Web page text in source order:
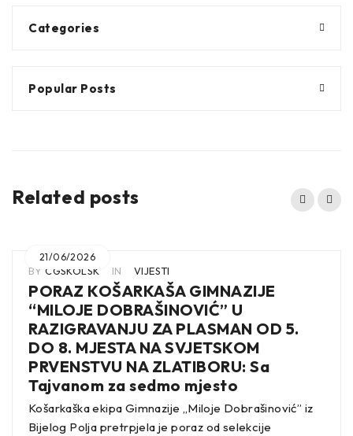
Categories
Popular Posts
Related posts
21/06/2026
BY CGSKOLSK IN VIJESTI
PORAZ KOŠARKAŠA GIMNAZIJE
“MILOJE DOBRAŠINOVIĆ” U
RAZIGRAVANJU ZA PLASMAN OD 5.
DO 8. MJESTA NA SVJETSKOM
PRVENSTVU NA ZLATIBORU: Sa
Tajvanom za sedmo mjesto
Košarkaška ekipa Gimnazije „Miloje Dobrašinović” iz
Bijelog Polja pretrpjela je poraz od selekcije